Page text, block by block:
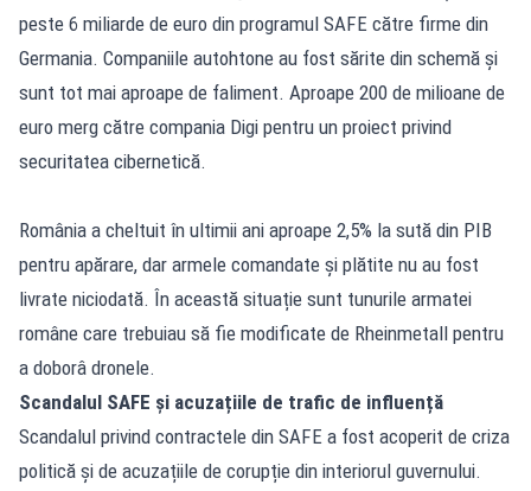
peste 6 miliarde de euro din programul SAFE către firme din
Germania. Companiile autohtone au fost sărite din schemă și
sunt tot mai aproape de faliment. Aproape 200 de milioane de
euro merg către compania Digi pentru un proiect privind
securitatea cibernetică.
România a cheltuit în ultimii ani aproape 2,5% la sută din PIB
pentru apărare, dar armele comandate și plătite nu au fost
livrate niciodată. În această situație sunt tunurile armatei
române care trebuiau să fie modificate de Rheinmetall pentru
a doborâ dronele.
Scandalul SAFE și acuzațiile de trafic de influență
Scandalul privind contractele din SAFE a fost acoperit de criza
politică și de acuzațiile de corupție din interiorul guvernului.